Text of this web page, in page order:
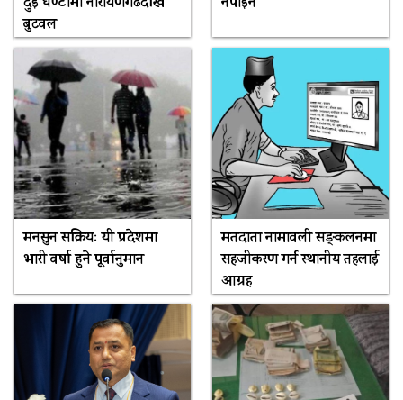
बुटवल
मनसुन सक्रियः यी प्रदेशमा
भारी वर्षा हुने पूर्वानुमान
मतदाता नामावली सङ्कलनमा
सहजीकरण गर्न स्थानीय तहलाई
आग्रह